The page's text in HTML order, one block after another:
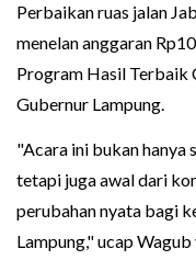
Perbaikan ruas jalan
menelan anggaran
Program Hasil Terbaik
Gubernur Lampung.
"Acara ini bukan hanya
tetapi juga awal dari
perubahan nyata bagi
Lampung," ucap